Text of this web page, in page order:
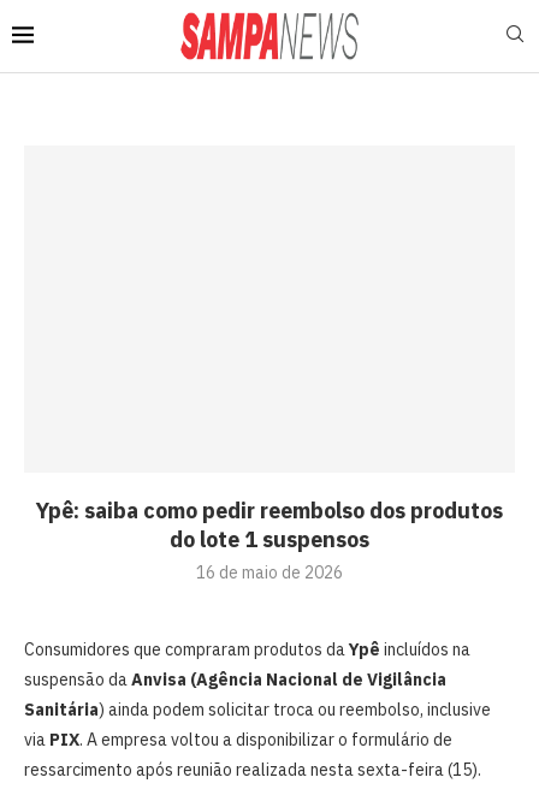
Ypê: saiba como pedir reembolso dos produtos
do lote 1 suspensos
16 de maio de 2026
Consumidores que compraram produtos daYpê incluídos na
suspensão daAnvisa (Agência Nacional de Vigilância
Sanitária) ainda podem solicitar troca ou reembolso, inclusive
via PIX. A empresa voltou a disponibilizar o formulário de
ressarcimento após reunião realizada nesta sexta-feira (15).